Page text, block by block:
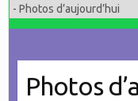
Photos